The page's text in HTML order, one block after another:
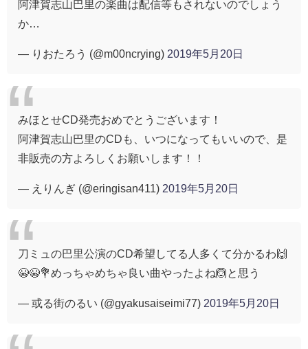
阿津賀志山巴里の楽曲は配信等もされないのでしょう
か…
— りおたろう (@m00ncrying) 2019年5月20日
みほとせCD発売おめでとうございます！
阿津賀志山巴里のCDも、いつになってもいいので、是
非販売の方よろしくお願いします！！
— えりんぎ (@eringisan411) 2019年5月20日
刀ミュの巴里公演のCD希望してる人多くて分かるわ🙌
😭😭💐めっちゃめちゃ良い曲やったよね🙆と思う
— 或る街のるい (@gyakusaiseimi77) 2019年5月20日